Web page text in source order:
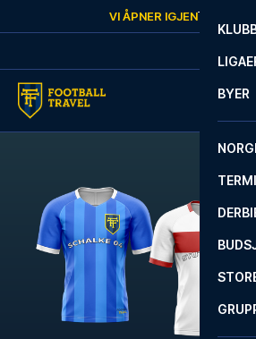
VI ÅPNER IGJENTORSDAG
BYER